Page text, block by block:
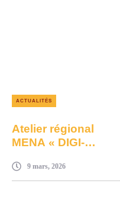
ACTUALITÉS
Atelier régional
MENA « DIGI-
Renforcer la lutte
contre l’exploitation
9 mars, 2026